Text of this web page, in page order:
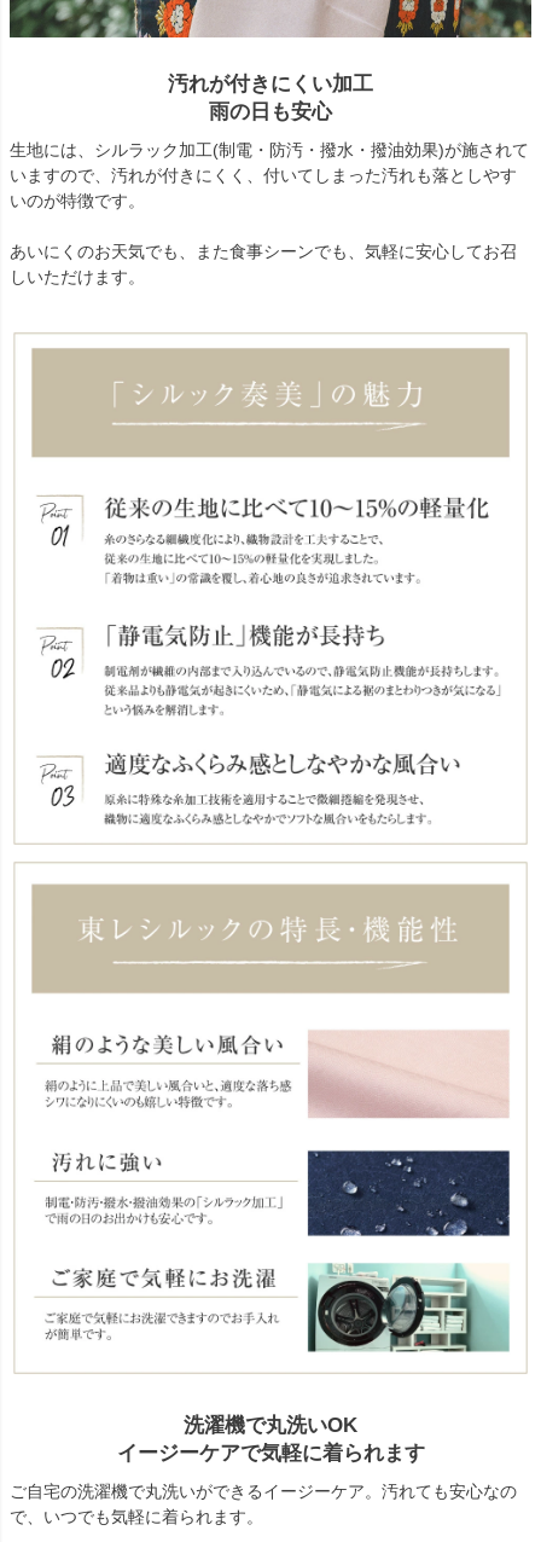
汚れが付きにくい加工
雨の日も安心
生地には、シルラック加工(制電・防汚・撥水・撥油効果)が施されて
いますので、汚れが付きにくく、付いてしまった汚れも落としやす
いのが特徴です。
あいにくのお天気でも、また食事シーンでも、気軽に安心してお召
しいただけます。
洗濯機で丸洗いOK
イージーケアで気軽に着られます
ご自宅の洗濯機で丸洗いができるイージーケア。汚れても安心なの
で、いつでも気軽に着られます。